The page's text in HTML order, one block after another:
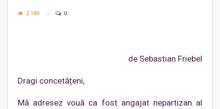
2.180 0
de Sebastian Friebel
Dragi concetățeni,
Mă adresez vouă ca fost angajat nepartizan al